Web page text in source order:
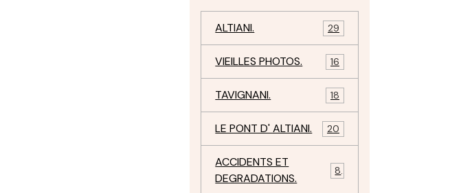
ALTIANI. 29
VIEILLES PHOTOS. 16
TAVIGNANI. 18
LE PONT D' ALTIANI. 20
ACCIDENTS ET
DEGRADATIONS.
8